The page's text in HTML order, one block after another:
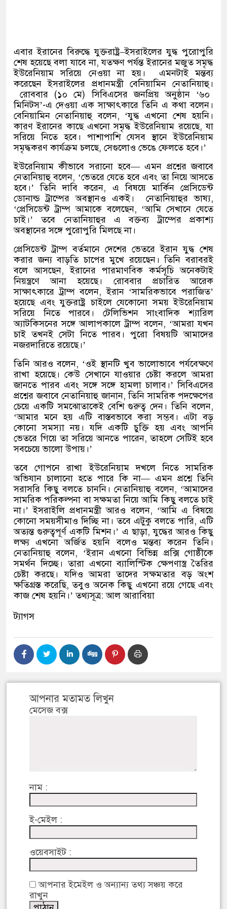
এবার ইরানের বিরুদ্ধে যুক্তরাষ্ট্র–ইসরাইলের যুদ্ধ পুরোপুরি
শেষ হয়েছে বলা যাবে না,যতক্ষণ পর্যন্ত ইরানের মজুত সমৃদ্ধ
ইউরেনিয়াম সরিয়ে নেওয়া না হয়।
এমনটাই মন্তব্য
করেছেন ইসরাইলের প্রধানমন্ত্রী বেনিয়ামিন নেতানিয়াহু।
রোববার (১০ মে)সিবিএসের জনপ্রিয় অনুষ্ঠান‘৬০
মিনিটস’-এ দেওয়া এক সাক্ষাৎকারে তিনি এ কথা বলেন।
বেনিয়ামিন নেতানিয়াহু বলেন, ‘যুদ্ধ এখনো শেষ হয়নি।
কারণ ইরানের কাছে এখনো সমৃদ্ধ ইউরেনিয়াম রয়েছে,যা
সরিয়ে নিতে হবে। পাশাপাশি যেসব স্থানে ইউরেনিয়াম
সমৃদ্ধকরণ কার্যক্রম চলছে, সেগুলোও ভেঙে ফেলতে হবে।’
ইউরেনিয়াম কীভাবে সরানো হবে—এমন প্রশ্নের জবাবে
নেতানিয়াহু বলেন, ‘ভেতরে যেতে হবে এবং তা নিয়ে আসতে
হবে।’তিনি দাবি করেন, এ বিষয়ে মার্কিন প্রেসিডেন্ট
ডোনাল্ড ট্রাম্পের অবস্থানও একই।
নেতানিয়াহুর ভাষ্য,
‘প্রেসিডেন্ট ট্রাম্প আমাকে বলেছেন, ‘আমি সেখানে যেতে
চাই।’তবে নেতানিয়াহুর এ বক্তব্য ট্রাম্পের প্রকাশ্য
অবস্থানের সঙ্গে পুরোপুরি মিলছে না।
প্রেসিডেন্ট ট্রাম্প বর্তমানে দেশের ভেতরে ইরান যুদ্ধ শেষ
করার জন্য বাড়তি চাপের মুখে রয়েছেন। তিনি বরাবরই
বলে আসছেন,ইরানের পারমাণবিক কর্মসূচি অনেকটাই
নিয়ন্ত্রণে আনা হয়েছে। রোববার প্রচারিত আরেক
সাক্ষাৎকারে ট্রাম্প বলেন,ইরান‘সামরিকভাবে পরাজিত’
হয়েছে এবং যুক্তরাষ্ট্র চাইলে যেকোনো সময় ইউরেনিয়াম
সরিয়ে নিতে পারবে। টেলিভিশন সাংবাদিক শ্যারিল
অ্যাটকিসনের সঙ্গে আলাপকালে ট্রাম্প বলেন, ‘আমরা যখন
চাই তখনই সেটা নিতে পারব। পুরো বিষয়টি আমাদের
নজরদারিতে রয়েছে।’
তিনি আরও বলেন, ‘ওই স্থানটি খুব ভালোভাবে পর্যবেক্ষণে
রাখা হয়েছে। কেউ সেখানে যাওয়ার চেষ্টা করলে আমরা
জানতে পারব এবং সঙ্গে সঙ্গে হামলা চালাব।’সিবিএসের
প্রশ্নের জবাবে নেতানিয়াহু জানান,তিনি সামরিক পদক্ষেপের
চেয়ে একটি সমঝোতাকেই বেশি গুরুত্ব দেন। তিনি বলেন,
‘আমার মনে হয় এটি বাস্তবভাবে করা সম্ভব। এটা বড়
কোনো সমস্যা নয়। যদি একটি চুক্তি হয় এবং আপনি
ভেতরে গিয়ে তা সরিয়ে আনতে পারেন,তাহলে সেটিই হবে
সবচেয়ে ভালো উপায়।’
তবে গোপনে রাখা ইউরেনিয়াম দখলে নিতে সামরিক
অভিযান চালানো হতে পারে কি না— এমন প্রশ্নে তিনি
সরাসরি কিছু বলতে চাননি। নেতানিয়াহু বলেন, ‘আমাদের
সামরিক পরিকল্পনা বা সক্ষমতা নিয়ে আমি কিছু বলতে চাই
না।’ইসরাইলি প্রধানমন্ত্রী আরও বলেন, ‘আমি এ বিষয়ে
কোনো সময়সীমাও দিচ্ছি না। তবে এটুকু বলতে পারি, এটি
অত্যন্ত গুরুত্বপূর্ণ একটি মিশন।’ এ ছাড়া,যুদ্ধের আরও কিছু
লক্ষ্য এখনো অর্জিত হয়নি বলেও মন্তব্য করেন তিনি।
নেতানিয়াহু বলেন, ‘ইরান এখনো বিভিন্ন প্রক্সি গোষ্ঠীকে
সমর্থন দিচ্ছে। তারা এখনো ব্যালিস্টিক ক্ষেপণাস্ত্র তৈরির
চেষ্টা করছে। যদিও আমরা তাদের সক্ষমতার বড় অংশ
ক্ষতিগ্রস্ত করেছি,তবুও অনেক কিছু এখনো রয়ে গেছে এবং
কাজ শেষ হয়নি।’তথ্যসূত্র:আল আরাবিয়া
ট্যাগস
আপনার মতামত লিখুন
মেসেজ বক্স
নাম :
ই-মেইল :
ওয়েবসাইট :
আপনার ইমেইল ও অন্যান্য তথ্য সঞ্চয় করে
রাখুন